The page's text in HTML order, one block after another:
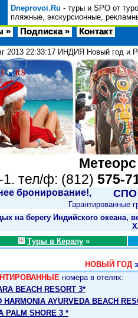
Dneprovoi.Ru - туры и SPO от
пляжные, экскурсионные,
» Подписка » Контакт
2013 22:33:17 ИНДИЯ Новый год и
тел/ф: (812) 575-
бронирование!, СПО
Гарантированные
на берегу Индийского океана,
Туры в Кералу »
НОВЫЙ ГОД
номера в отелях:
BEACH RESORT 3*
HARMONIA AYURVEDA BEACH
PALM SHORE 3 *